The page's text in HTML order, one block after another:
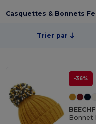
Casquettes & Bonnets
Trier par
-36%
Bonnet